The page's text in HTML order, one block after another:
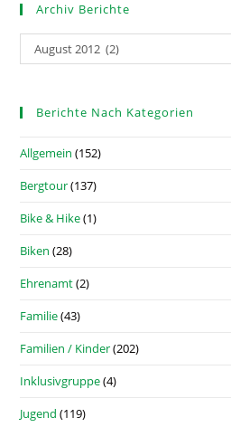
Archiv Berichte
August 2012 (2)
Berichte Nach Kategorien
Allgemein (152)
Bergtour(137)
Bike & Hike(1)
Biken (28)
Ehrenamt(2)
Familie(43)
Familien / Kinder(202)
Inklusivgruppe(4)
Jugend (119)